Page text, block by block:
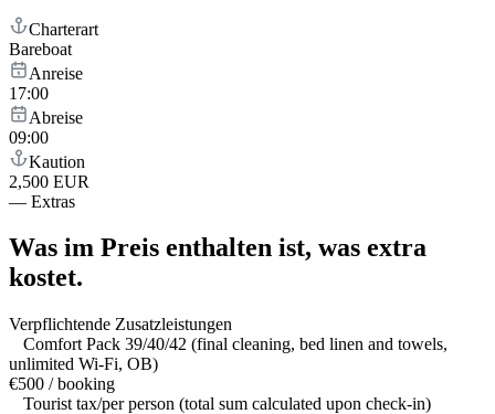
Charterart
Bareboat
Anreise
17:00
Abreise
09:00
Kaution
2,500 EUR
— Extras
Was im Preis enthalten ist, was extra
kostet.
Verpflichtende Zusatzleistungen
Comfort Pack 39/40/42 (final cleaning, bed linen and towels,
unlimited Wi-Fi, OB)
€500 / booking
Tourist tax/per person (total sum calculated upon check-in)